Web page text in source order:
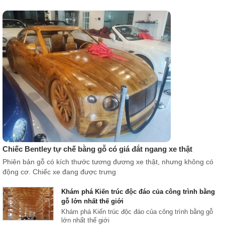
Chiếc Bentley tự chế bằng gỗ có giá đắt ngang xe thật
Phiên bản gỗ có kích thước tương đương xe thật, nhưng không có
động cơ. Chiếc xe đang được trưng
Khám phá Kiến trúc độc đáo của công trình bằng
gỗ lớn nhất thế giới
Khám phá Kiến trúc độc đáo của công trình bằng gỗ
lớn nhất thế giới